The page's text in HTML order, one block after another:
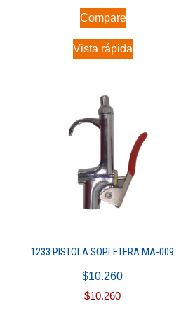
Compare
Vista rápida
1233 PISTOLA SOPLETERA MA-009
$10.260
$10.260